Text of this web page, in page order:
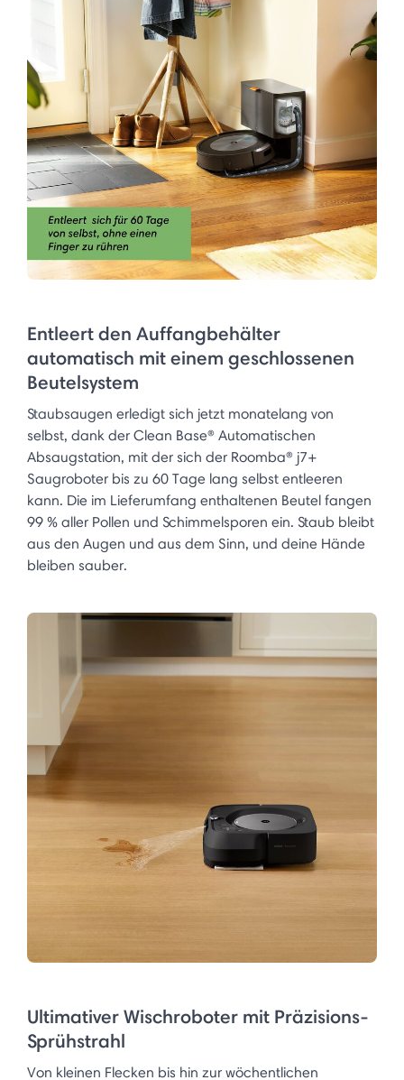
Entleert den Auffangbehälter
automatisch mit einem geschlossenen
Beutelsystem
Staubsaugen erledigt sich jetzt monatelang von
selbst, dank der Clean Base® Automatischen
Absaugstation, mit der sich der Roomba® j7+
Saugroboter bis zu 60 Tage lang selbst entleeren
kann. Die im Lieferumfang enthaltenen Beutel fangen
99 % aller Pollen und Schimmelsporen ein. Staub bleibt
aus den Augen und aus dem Sinn, und deine Hände
bleiben sauber.
Ultimativer Wischroboter mit Präzisions-
Sprühstrahl
Von kleinen Flecken bis hin zur wöchentlichen